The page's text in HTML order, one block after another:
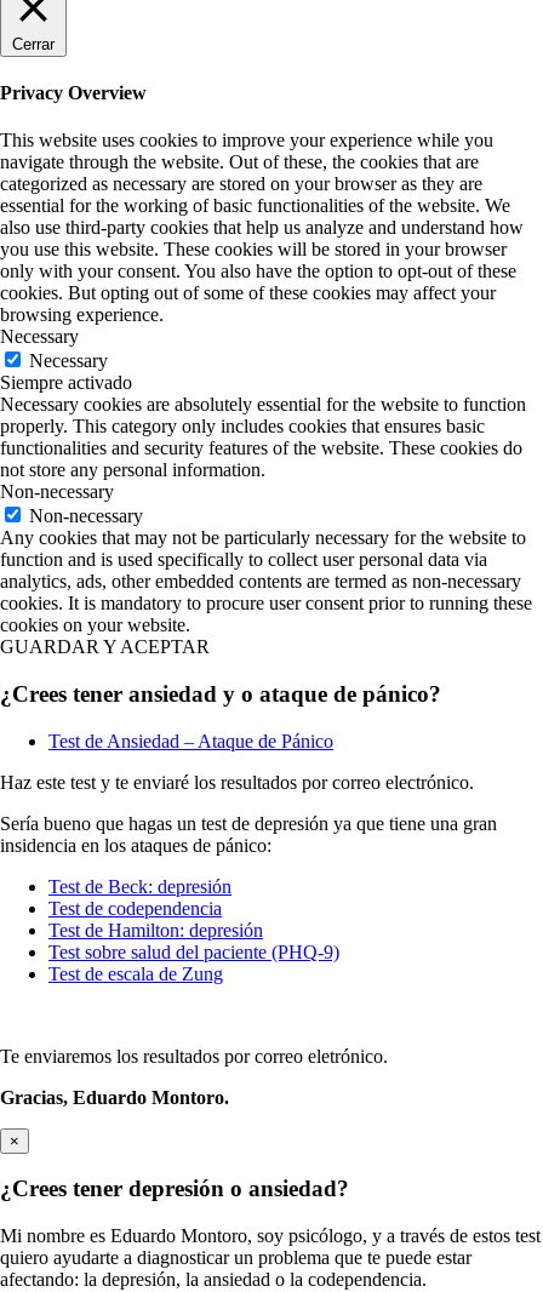
Cerrar
Privacy Overview
This website uses cookies to improve your experience while you
navigate through the website. Out of these, the cookies that are
categorized as necessary are stored on your browser as they are
essential for the working of basic functionalities of the website. We
also use third-party cookies that help us analyze and understand how
you use this website. These cookies will be stored in your browser
only with your consent. You also have the option to opt-out of these
cookies. But opting out of some of these cookies may affect your
browsing experience.
Necessary
Necessary
Siempre activado
Necessary cookies are absolutely essential for the website to function
properly. This category only includes cookies that ensures basic
functionalities and security features of the website. These cookies do
not store any personal information.
Non-necessary
Non-necessary
Any cookies that may not be particularly necessary for the website to
function and is used specifically to collect user personal data via
analytics, ads, other embedded contents are termed as non-necessary
cookies. It is mandatory to procure user consent prior to running these
cookies on your website.
GUARDAR Y ACEPTAR
¿Crees tener ansiedad y o ataque de pánico?
Test de Ansiedad – Ataque de Pánico
Haz este test y te enviaré los resultados por correo electrónico.
Sería bueno que hagas un test de depresión ya que tiene una gran
insidencia en los ataques de pánico:
Test de Beck: depresión
Test de codependencia
Test de Hamilton: depresión
Test sobre salud del paciente (PHQ-9)
Test de escala de Zung
Te enviaremos los resultados por correo eletrónico.
Gracias, Eduardo Montoro.
×
¿Crees tener depresión o ansiedad?
Mi nombre es Eduardo Montoro, soy psicólogo, y a través de estos test
quiero ayudarte a diagnosticar un problema que te puede estar
afectando: la depresión, la ansiedad o la codependencia.